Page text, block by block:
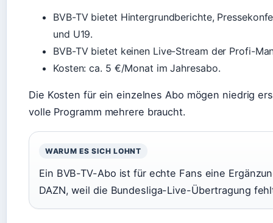
BVB-TV bietet Hintergrundberichte,
und U19.
BVB-TV bietet keinen Live-Stream der Profi-
Kosten: ca. 5 €/Monat im Jahresabo.
Die Kosten für ein einzelnes Abo mögen niedrig
volle Programm mehrere braucht.
WARUM ES SICH LOHNT
Ein BVB-TV-Abo ist für echte Fans eine
DAZN, weil die Bundesliga-Live-Übertragung